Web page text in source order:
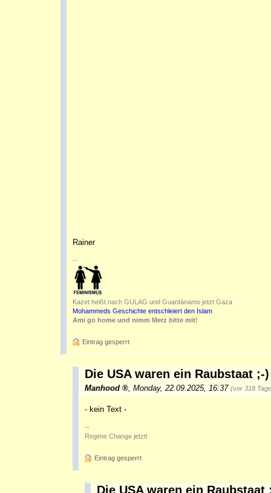
Rainer
--
Kazet heißt nach GULAG und Guantánamo jetzt Gaza
Mohammeds Geschichte entschleiert den Islam
Ami go home und nimm Merz bitte mit!
Eintrag gesperrt
Die USA waren ein Raubstaat ;-)
Manhood , Monday, 22.09.2025, 16:37 (vor 318
- kein Text -
--
Regime Change jetzt!
Eintrag gesperrt
Die USA waren ein Raubstaat